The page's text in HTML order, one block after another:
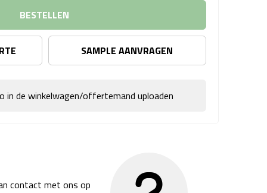
BESTELLEN
SAMPLE AANVRAGEN
in de winkelwagen/offertemand uploaden
contact met ons op